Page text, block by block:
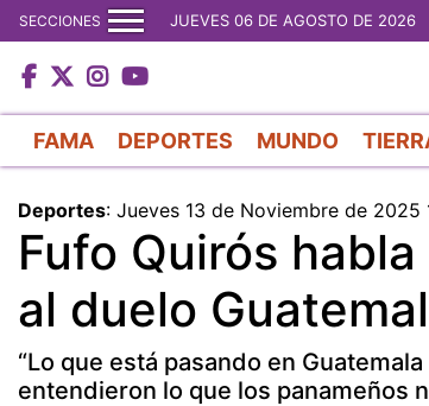
SECCIONES JUEVES 06 DE AGOSTO DE 2026
FAMA DEPORTES MUNDO
Deportes: Jueves 13 de Noviembre de 2025
Fufo Quirós
al duelo
“Lo que está pasando en
entendieron lo que los panameños